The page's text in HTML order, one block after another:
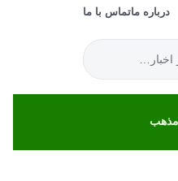
درباره ماتماس با ما